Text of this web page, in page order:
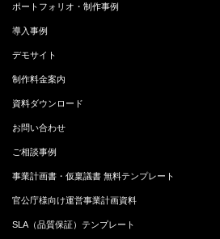
ポートフォリオ・制作事例
導入事例
デモサイト
制作料金案内
資料ダウンロード
お問い合わせ
ご相談事例
事業計画書・仮稟議書 無料テンプレート
官公庁様向け運営事業計画資料
SLA（品質保証）テンプレート